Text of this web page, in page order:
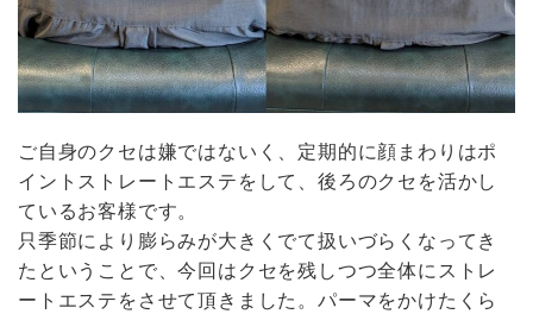
ご自身のクセは嫌ではないく、定期的に顔まわりはポ
イントストレートエステをして、後ろのクセを活かし
ているお客様です。
只季節により膨らみが大きくでて扱いづらくなってき
たということで、今回はクセを残しつつ全体にストレ
ートエステをさせて頂きました。パーマをかけたくら